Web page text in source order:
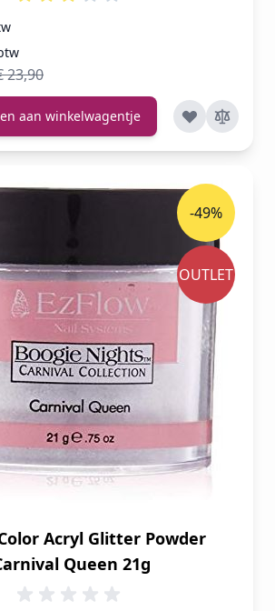
23,90
aan winkelwagentje
Acryl Glitter Powder
Queen 21g
-49%
OUTLET